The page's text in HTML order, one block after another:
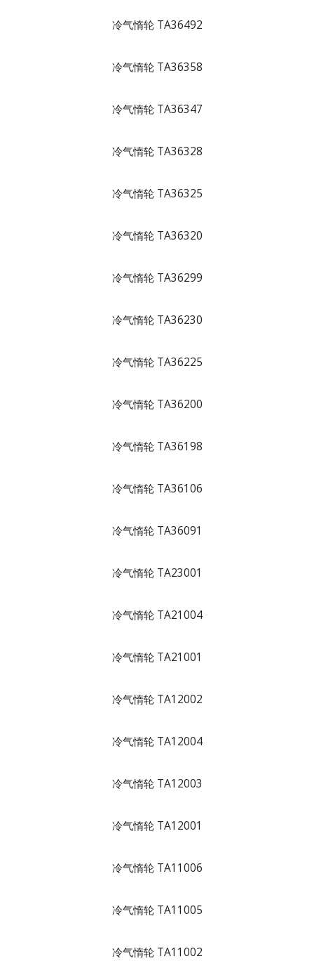
冷气惰轮 TA36492
冷气惰轮 TA36358
冷气惰轮 TA36347
冷气惰轮 TA36328
冷气惰轮 TA36325
冷气惰轮 TA36320
冷气惰轮 TA36299
冷气惰轮 TA36230
冷气惰轮 TA36225
冷气惰轮 TA36200
冷气惰轮 TA36198
冷气惰轮 TA36106
冷气惰轮 TA36091
冷气惰轮 TA23001
冷气惰轮 TA21004
冷气惰轮 TA21001
冷气惰轮 TA12002
冷气惰轮 TA12004
冷气惰轮 TA12003
冷气惰轮 TA12001
冷气惰轮 TA11006
冷气惰轮 TA11005
冷气惰轮 TA11002